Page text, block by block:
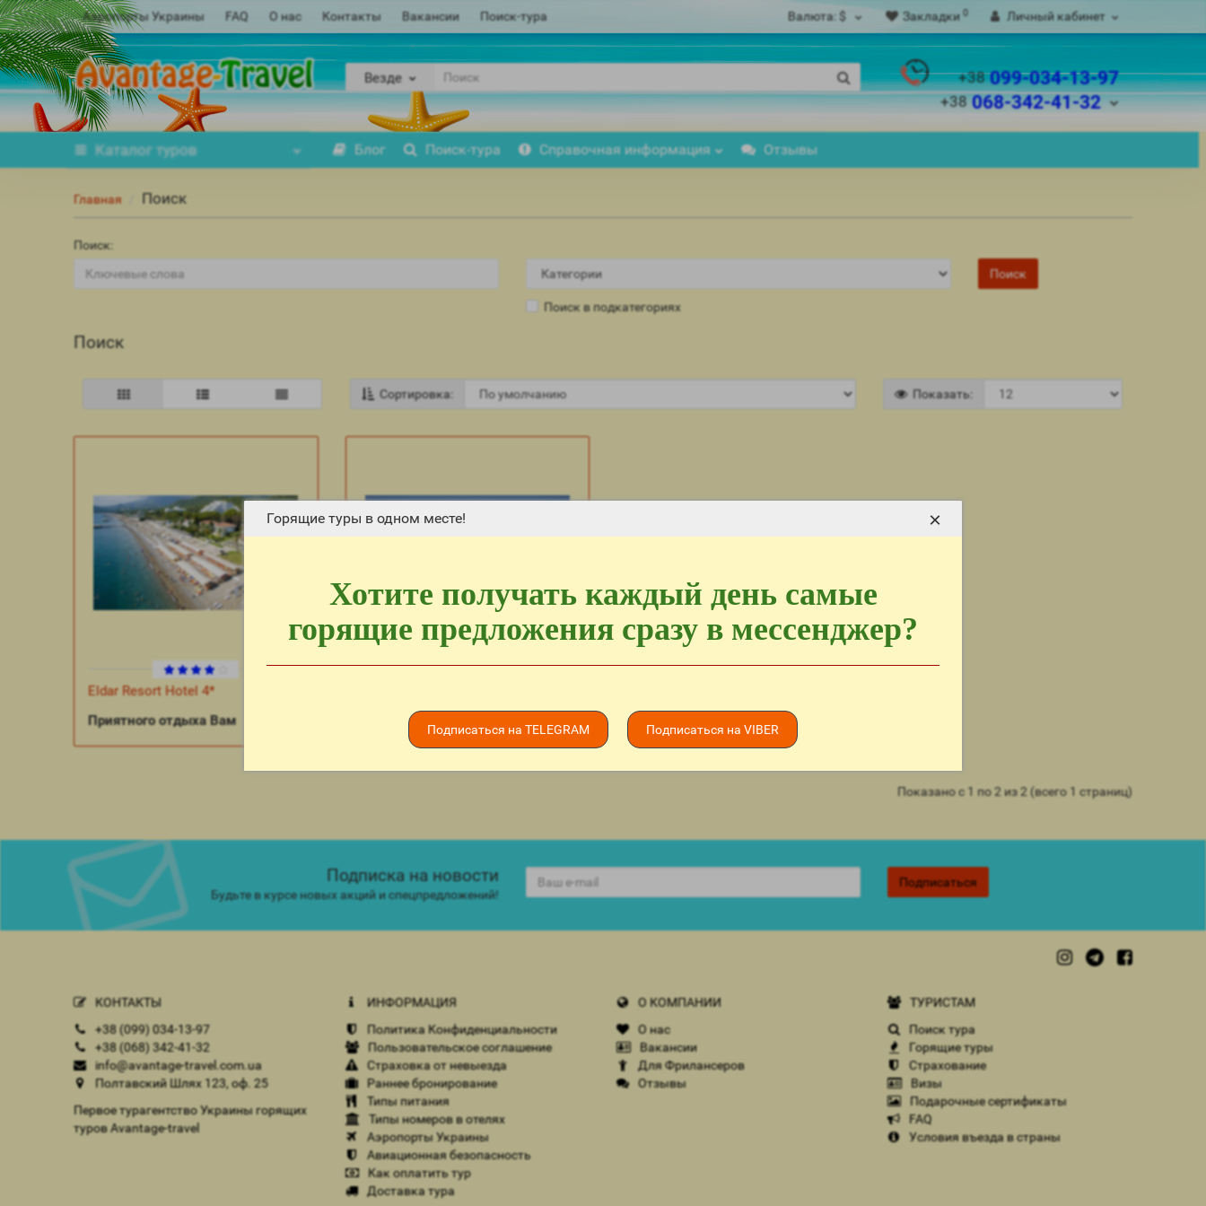
Горящие туры в одном месте!
Хотите получать каждый день самые
горящие предложения сразу в мессенджер?
Подписаться на TELEGRAM Подписаться на VIBER
×
Аэропорты Украины FAQ О нас Контакты Вакансии Поиск-тура Валюта: $ Закладки 0 Личный кабинет
Везде +38099-034-13-97
+38068-342-41-32
Каталогтуров Блог Поиск-тура Справочная информация Отзывы
Главная Поиск
Поиск:
Поиск в подкатегориях
Поиск
Сортировка: Показать:
Eldar Resort Hotel 4*
Приятного отдыха Вам
Приятного отдыха Вам
Показано с 1 по 2 из 2 (всего 1 страниц)
Подписка на новости
Будьте в курсе новых акций и спецпредложений!
Подписаться
КОНТАКТЫ
+38 (099) 034-13-97
+38 (068) 342-41-32
info@avantage-travel.com.ua
Полтавский Шлях 123, оф. 25
Первое турагентство Украины горящих
туров Avantage-travel
ИНФОРМАЦИЯ
Политика Конфиденциальности
Пользовательское соглашение
Страховка от невыезда
Раннее бронирование
Типы питания
Типы номеров в отелях
Аэропорты Украины
Авиационная безопасность
Как оплатить тур
Доставка тура
О КОМПАНИИ
О нас
Вакансии
Для Фрилансеров
Отзывы
ТУРИСТАМ
Поиск тура
Горящие туры
Страхование
Визы
Подарочные сертификаты
FAQ
Условия въезда в страны